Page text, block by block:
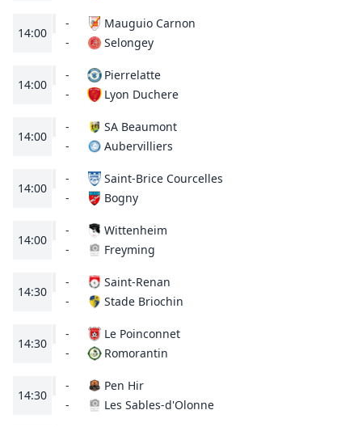
14:00
-
-
Mauguio Carnon
Selongey
14:00
-
-
Pierrelatte
Lyon Duchere
14:00
-
-
SA Beaumont
Aubervilliers
14:00
-
-
Saint-Brice Courcelles
Bogny
14:00
-
-
Wittenheim
Freyming
14:30
-
-
Saint-Renan
Stade Briochin
14:30
-
-
Le Poinconnet
Romorantin
14:30
-
-
Pen Hir
Les Sables-d'Olonne